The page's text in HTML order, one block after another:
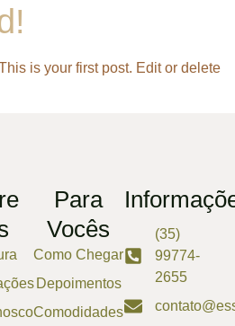
is your first post. Edit or delete
Para
Vocês
Como Chegar
Depoimentos
Comodidades
(35)
99774-
2655